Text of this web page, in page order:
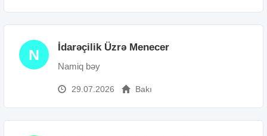
N İdarəçilik Üzrə Menecer
Namiq bəy
29.07.2026 Bakı